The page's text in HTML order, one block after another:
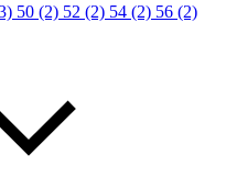
50 (2) 52 (2) 54 (2) 56 (2)